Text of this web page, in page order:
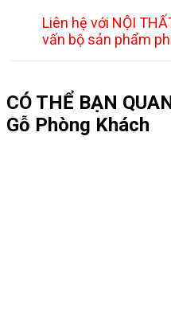
Liên hệ với NỘI
vấn bộ sản phẩm
CÓ THỂ BẠN
Gỗ Phòng Khách